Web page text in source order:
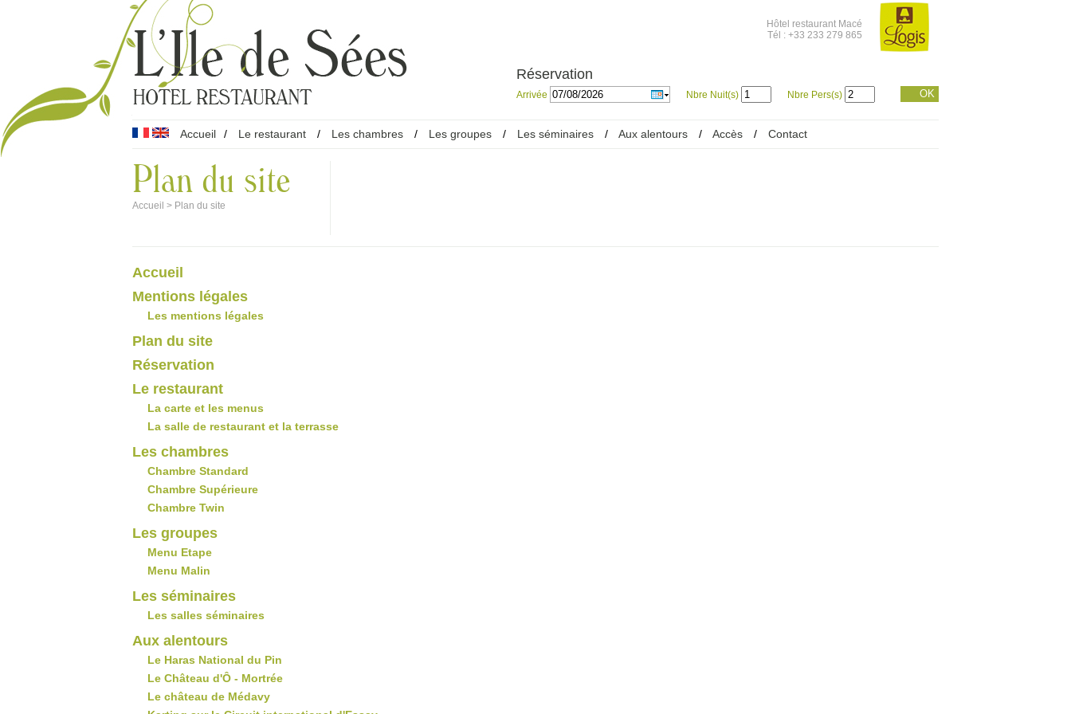
Hôtel restaurant Macé
Tél : +33 233 279 865
Réservation
Arrivée Nbre Nuit(s) Nbre Pers(s) OK
Accueil / Le restaurant / Les chambres / Les groupes / Les séminaires / Aux alentours / Accès / Contact
Plan du site
Accueil > Plan du site
Accueil
Mentions légales
Les mentions légales
Plan du site
Réservation
Le restaurant
La carte et les menus
La salle de restaurant et la terrasse
Les chambres
Chambre Standard
Chambre Supérieure
Chambre Twin
Les groupes
Menu Etape
Menu Malin
Les séminaires
Les salles séminaires
Aux alentours
Le Haras National du Pin
Le Château d'Ô - Mortrée
Le château de Médavy